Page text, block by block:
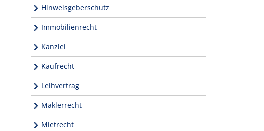
Hinweisgeberschutz
Immobilienrecht
Kanzlei
Kaufrecht
Leihvertrag
Maklerrecht
Mietrecht